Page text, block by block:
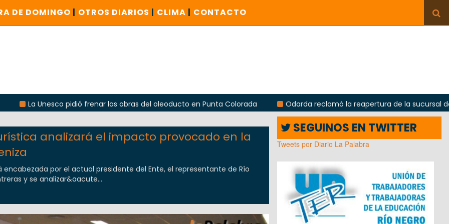
DE DOMINGO | OTROS DIARIOS | CLIMA | CONTACTO
La Unesco pidió frenar las obras del oleoducto en Punta Colorada
Odarda reclamó la reapertura de la sucursal del
analizará el impacto provocado en la
encabezada por el actual presidente del Ente, el representante de Río
y se analizar&aacute...
SEGUINOS EN TWITTER
Tweets por Diario La Palabra